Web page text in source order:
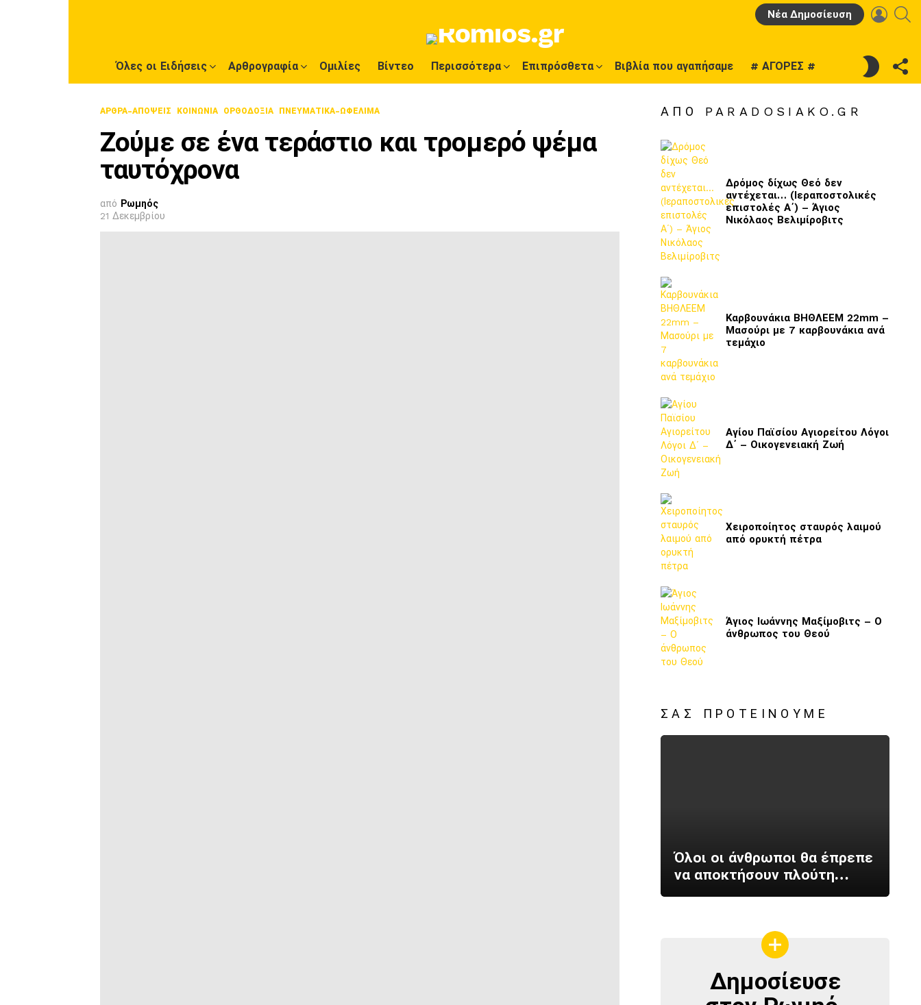
Νέα Δημοσίευση
LOGIN
Όλες οι Ειδήσεις Αρθρογραφία Ομιλίες Βίντεο Περισσότερα Επιπρόσθετα Βιβλία που αγαπήσαμε # ΑΓΟΡΕΣ #
SKIN
ΑΡΘΡΑ-ΑΠΟΨΕΙΣ ΚΟΙΝΩΝΙΑ ΟΡΘΟΔΟΞΊΑ ΠΝΕΥΜΑΤΙΚΑ-ΩΦΕΛΙΜΑ
Ζούμε σε ένα τεράστιο και τρομερό ψέμα
ταυτόχρονα
από Ρωμηός
21 Δεκεμβρίου
ΑΠΌ PARADOSIAKO.GR
Δρόμος δίχως Θεό δεν
αντέχεται… (Ιεραποστολικές
επιστολές Α΄) – Άγιος
Νικόλαος Βελιμίροβιτς
Καρβουνάκια ΒΗΘΛΕΕΜ 22mm –
Μασούρι με 7 καρβουνάκια ανά
τεμάχιο
Αγίου Παϊσίου Αγιορείτου Λόγοι
Δ΄ – Οικογενειακή Ζωή
Χειροποίητος σταυρός λαιμού
από ορυκτή πέτρα
Άγιος Ιωάννης Μαξίμοβιτς – Ο
άνθρωπος του Θεού
ΣΑΣ ΠΡΟΤΕΊΝΟΥΜΕ
Όλοι οι άνθρωποι θα έπρεπε
να αποκτήσουν πλούτη…
ΔΗΜΟΣΊΕΥΣΕ
ΣΤΟΝΔημοσίευσε